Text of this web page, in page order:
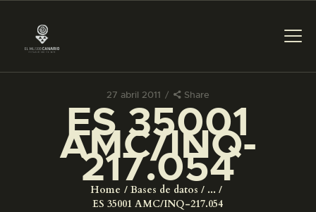
27 abril 2011 Share
ES 35001
AMC/INQ-
217.054
Home Bases de datos
...
ES 35001 AMC/INQ-217.054
PREPARAR LA VISITA
ACTIVIDADES